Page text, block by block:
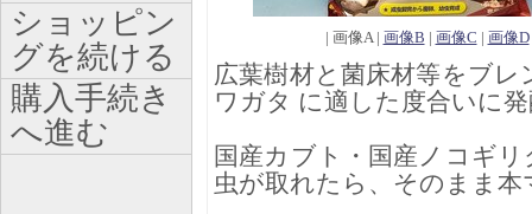
| 画像A | 画像B | 画像C | 画像D
広葉樹材と菌床材等をブ
ワガタ に適した度合いに
国産カブト・国産ノコギ
虫が取れたら、そのまま
ショッピン
グを続ける
購入手続き
へ進む